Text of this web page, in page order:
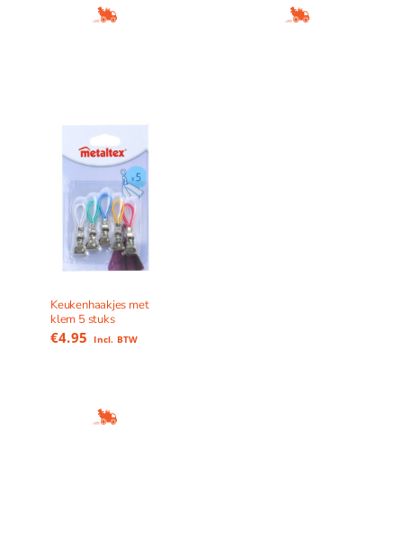
Keukenhaakjes met
klem 5 stuks
€4.95 Incl. BTW